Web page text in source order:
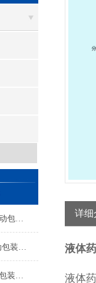
液体汤汁不锈钢立式小袋自动包装机工厂生产
液体色拉油三边封5-10g自动包装机简介
液体三边封卷膜香油醋自动包装机操作简单
详细
液体
液体